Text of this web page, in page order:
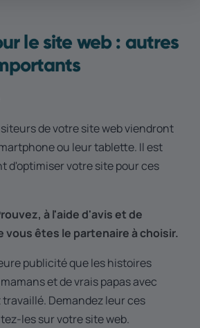
le site web : autres
de votre site web viendront
ou leur tablette. Il est
d'optimiser votre site pour ces
à l'aide d'avis et de
vous êtes le partenaire à choisir.
publicité que les histoires
et de vrais papas avec
Demandez leur ces
les sur votre site web.